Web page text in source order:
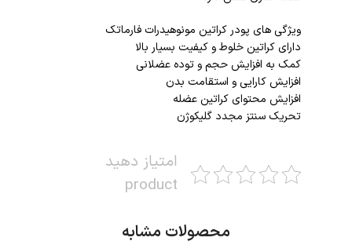
ویژگی های پودر کراتین مونوهیدرات فارماتک
دارای کراتین خلوط و کیفیت بسیار بالا
کمک به افزایش حجم و توده عضلانی
افزایش کارایی و استقامت بدن
افزایش محتوای کراتین عضله
تحریک سنتز مجدد گلیکوژن
امتیاز دهید
product
محصولات مشابه